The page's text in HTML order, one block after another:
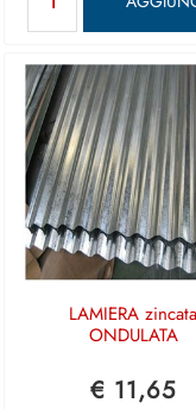
LAMIERA zincata
ONDULATA
€ 11,65